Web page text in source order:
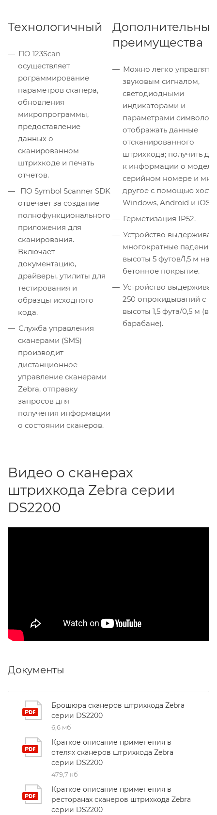
Технологичный
ПО 123Scan
осуществляет
рограммирование
параметров сканера,
обновления
микропрограммы,
предоставление
данных о
сканированном
штрихкоде и печать
отчетов.
отвечает за создание
полнофункционального
приложения для
сканирования.
Включает
документацию,
драйверы, утилиты для
тестирования и
образцы исходного
кода.
Служба управления
сканерами (SMS)
производит
дистанционное
управление сканерами
Zebra, отправку
запросов для
получения информации
о состоянии сканеров.
Дополнительные
преимущества
Можно легко управлять
звуковым сигналом,
светодиодными
индикаторами и
параметрами символов;
отображать данные
отсканированного
штрихкода; получить
к информации о
серийном номере и
другое с помощью
Windows, Android и iOS.
Герметизация IP52.
Устройство
многократные падения
высоты 5 футов/1,5 м на
бетонное покрытие.
Устройство
250 опрокидываний с
высоты 1,5 фута/0,5 м (в
барабане).
Видео о сканерах
штрихкода Zebra серии
DS2200
Документы
Брошюра сканеров штрихкода Zebra
серии DS2200
6,6 мб
Краткое описание применения в
отелях сканеров штрихкода Zebra
серии DS2200
479,7 кб
Краткое описание применения в
ресторанах сканеров штрихкода Zebra
серии DS2200